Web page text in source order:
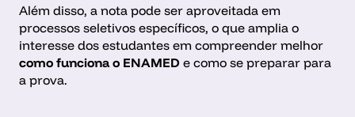
Além disso, a nota pode ser aproveitada em
processos seletivos específicos, o que amplia o
como funciona o ENAMED e como se preparar para
a prova.